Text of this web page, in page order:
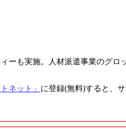
ーも実施。人材派遣事業のグロ
ネット」 に登録(無料)すると、